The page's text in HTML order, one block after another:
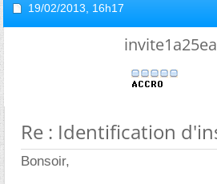
19/02/2013, 16h17
Re : Identification
Bonsoir,